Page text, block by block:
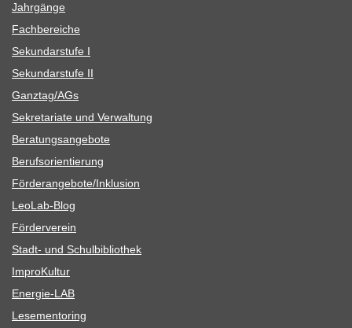
Jahr­gänge
Fach­be­rei­che
Sekun­dar­stufe I
Sekun­dar­stufe II
Ganztag/​​AGs
Sekre­ta­riate und Verwaltung
Bera­tungs­an­ge­bote
Berufs­ori­en­tie­rung
Förderangebote/​​Inklusion
Leo­Lab-Blog
För­der­ver­ein
Stadt- und Schulbibliothek
Impro­Kul­tur
Ener­­gie-LAB
Lese­men­to­ring